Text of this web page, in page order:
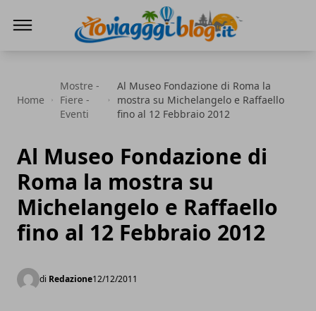
Home
Mostre -
Fiere -
Eventi
Al Museo Fondazione di Roma la
mostra su Michelangelo e Raffaello
fino al 12 Febbraio 2012
Al Museo Fondazione di
Roma la mostra su
Michelangelo e Raffaello
fino al 12 Febbraio 2012
di Redazione12/12/2011